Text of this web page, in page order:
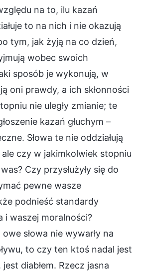
na to, ilu kazań
to na nich i nie okazują
tym, jak żyją na co dzień,
wobec swoich
sposób je wykonują, w
oni prawdy, a ich skłonności
nie uległy zmianie; te
kazań głuchym –
Słowa te nie oddziałują
czy w jakimkolwiek stopniu
Czy przysłużyły się do
pewne wasze
podnieść standardy
i waszej moralności?
słowa nie wywarły na
to czy ten ktoś nadal jest
jest diabłem. Rzecz jasna